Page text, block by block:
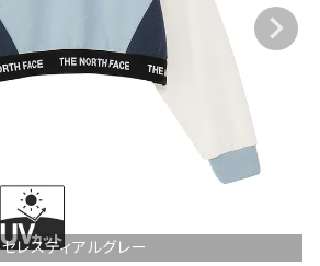
セレスティアルグレー